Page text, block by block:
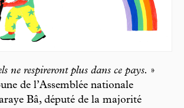
ne respireront plus dans ce pays. »
de l’Assemblée nationale
Bâ, député de la majorité